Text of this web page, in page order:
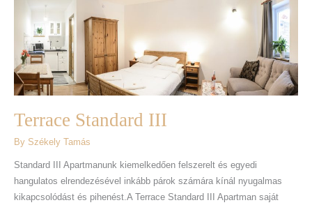
Terrace Standard III
By Székely Tamás
Standard III Apartmanunk kiemelkedően felszerelt és egyedi
hangulatos elrendezésével inkább párok számára kínál nyugalmas
kikapcsolódást és pihenést.A Terrace Standard III Apartman saját
Standard